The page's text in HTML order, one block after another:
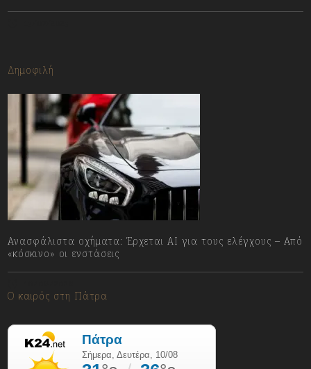
Δημοφιλή
Ανασφάλιστα οχήματα: Έρχεται ΑΙ για τους ελέγχους – Από
«κόσκινο» οι ενστάσεις
Ο καιρός στη Πάτρα